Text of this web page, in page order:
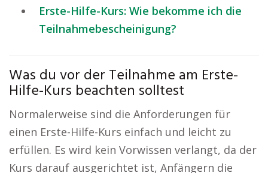
Erste-Hilfe-Kurs: Wie bekomme ich die
Teilnahmebescheinigung?
Was du vor der Teilnahme am Erste-
Hilfe-Kurs beachten solltest
Normalerweise sind die Anforderungen für
einen Erste-Hilfe-Kurs einfach und leicht zu
erfüllen. Es wird kein Vorwissen verlangt, da der
Kurs darauf ausgerichtet ist, Anfängern die